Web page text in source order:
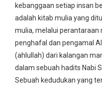
kebanggaan setiap insan
adalah kitab mulia yang
mulia, melalui perantaraan
penghafal dan pengamal
(ahlullah) dari kalangan
dalam sebuah hadits Nabi
Sebuah kedudukan yang